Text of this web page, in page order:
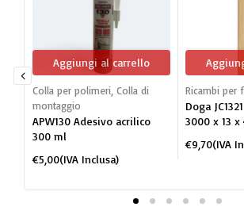
Aggiungi al carrello
Colla per polimeri, Colla di
montaggio
APW130 Adesivo acrilico
300 ml
€5,00(IVA Inclusa)
Ricambi per
Doga
3000 x 13 x
€9,70(IVA